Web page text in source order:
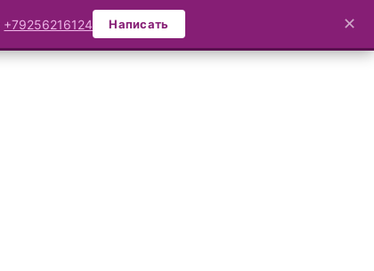
+79256216124 Написать ✕